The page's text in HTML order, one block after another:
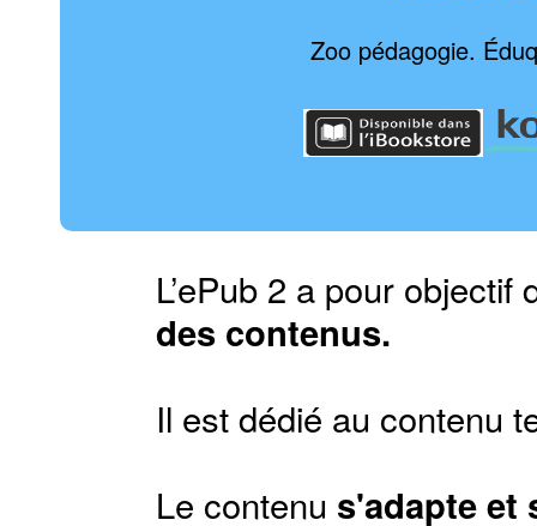
Zoo pédagogie.
L’ePub 2 a pour
des contenus.
Il est dédié au contenu
Le contenu s'adapte et